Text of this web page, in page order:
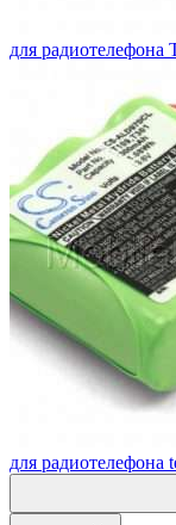
для радиотелефона
для